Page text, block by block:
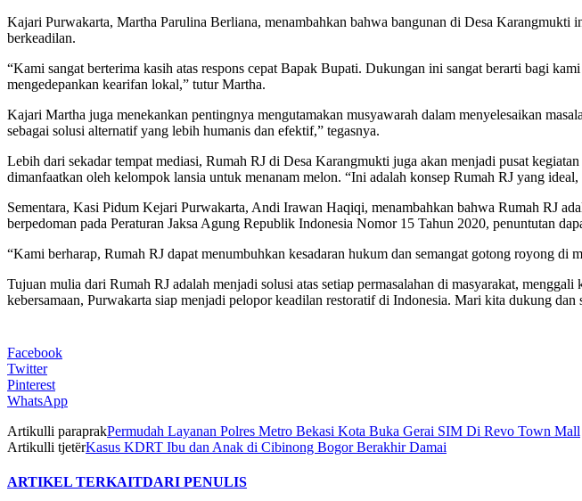
Kajari Purwakarta, Martha Parulina Berliana, menambahkan bahwa bangunan di Desa
berkeadilan.
“Kami sangat berterima kasih atas respons cepat Bapak Bupati. Dukungan ini sangat berarti bagi
mengedepankan kearifan lokal,” tutur Martha.
Kajari Martha juga menekankan pentingnya mengutamakan musyawarah dalam menyelesaikan
sebagai solusi alternatif yang lebih humanis dan efektif,” tegasnya.
Lebih dari sekadar tempat mediasi, Rumah RJ di Desa Karangmukti juga akan menjadi pusat
dimanfaatkan oleh kelompok lansia untuk menanam melon. “Ini adalah konsep Rumah RJ yang
Sementara, Kasi Pidum Kejari Purwakarta, Andi Irawan Haqiqi, menambahkan bahwa Rumah RJ
berpedoman pada Peraturan Jaksa Agung Republik Indonesia Nomor 15 Tahun 2020, penuntutan
“Kami berharap, Rumah RJ dapat menumbuhkan kesadaran hukum dan semangat gotong royong di
Tujuan mulia dari Rumah RJ adalah menjadi solusi atas setiap permasalahan di masyarakat,
kebersamaan, Purwakarta siap menjadi pelopor keadilan restoratif di Indonesia. Mari kita dukung
Facebook
Twitter
Pinterest
WhatsApp
Artikulli paraprakPermudah Layanan Polres Metro Bekasi Kota Buka Gerai SIM Di Revo Town Mall
Artikulli tjetërKasus KDRT Ibu dan Anak di Cibinong Bogor Berakhir Damai
ARTIKEL TERKAITDARI PENULIS